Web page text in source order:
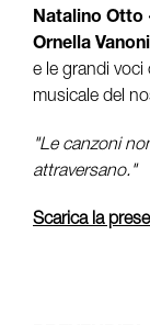
Natalino Otto
Ornella
e le grandi voci
musicale del
"Le canzoni
attraversano."
Scarica la